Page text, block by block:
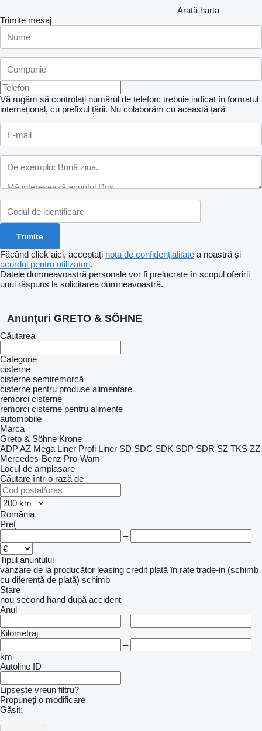
Arată harta
Trimite mesaj
Vă rugăm să controlați numărul de telefon: trebuie indicat în formatul
internațional, cu prefixul țării. Nu colaborăm cu această țară
Făcând click aici, acceptați nota de confidențialitate a noastră și
acordul pentru utilizatori.
Datele dumneavoastră personale vor fi prelucrate în scopul oferirii
unui răspuns la solicitarea dumneavoastră.
Anunţuri GRETO & SÖHNE
Căutarea
Categorie
cisterne
cisterne semiremorcă
cisterne pentru produse alimentare
remorci cisterne
remorci cisterne pentru alimente
automobile
Marca
Greto & Söhne Krone
ADPAZ Mega Liner Profi Liner SD SDC SDK SDP SDR SZ TKS ZZ
Mercedes-Benz Pro-Wam
Locul de amplasare
Căutare într-o rază de
România
Preţ
–
Tipul anunțului
vânzare de la producător leasing credit plată în rate trade-in (schimb
cu diferență de plată) schimb
Stare
nou second hand după accident
Anul
–
Kilometraj
–
km
Autoline ID
Lipsește vreun filtru?
Propuneți o modificare
Găsit:
-